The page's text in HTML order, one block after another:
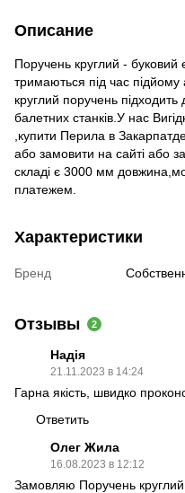
Описание
Поручень круглий -
тримаються під час
круглий поручень
балетних станків.У нас
,купити Перила в
або замовити на сайті або
складі є 3000 мм
платежем.
Характеристики
Бренд
Отзывы 2
Надія
21.11.2023 в 14:24
Гарна якість, швидко
Ответить
Олег Жила
16.08.2023 в 12:12
Замовляю Поручень